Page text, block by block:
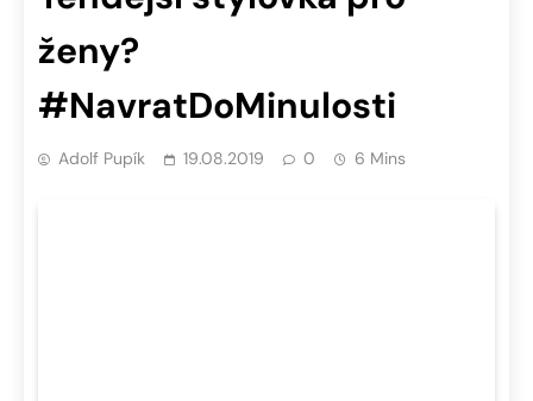
ženy?
#NavratDoMinulosti
Adolf Pupík 19.08.2019 0 6 Mins